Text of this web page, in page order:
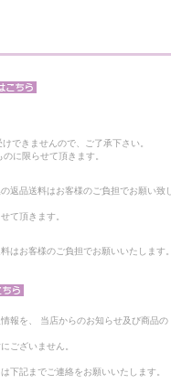
できませんので、ご了承下さい。
に限らせて頂きます。
返品送料はお客様のご負担でお願い致し
て頂きます。
はお客様のご負担でお願いいたします。
報を、 当店からのお知らせ及び商品の
ございません。
下記までご連絡をお願いいたします。